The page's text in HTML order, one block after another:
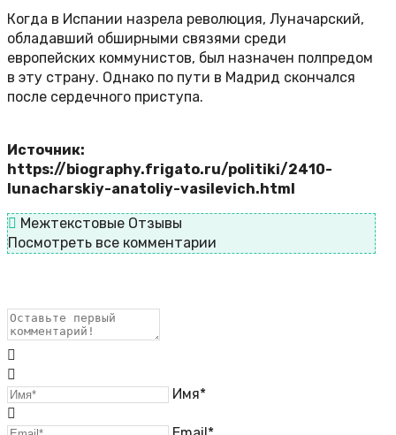
Когда в Испании назрела революция, Луначарский,
обладавший обширными связями среди
европейских коммунистов, был назначен полпредом
в эту страну. Однако по пути в Мадрид скончался
после сердечного приступа.
Источник:
https://biography.frigato.ru/politiki/2410-
lunacharskiy-anatoliy-vasilevich.html
Межтекстовые Отзывы
Посмотреть все комментарии
Имя*